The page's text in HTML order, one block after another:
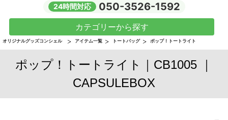
24時間対応 050-3526-1592
カテゴリーから探す
オリジナルグッズコンシェル アイテム一覧 トートバッグ ポップ！トートライト
ポップ！トートライト｜CB1005 ｜
CAPSULEBOX